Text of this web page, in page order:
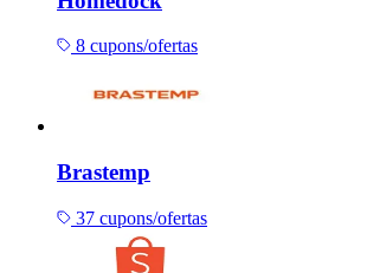
8 cupons/ofertas
Brastemp
37 cupons/ofertas